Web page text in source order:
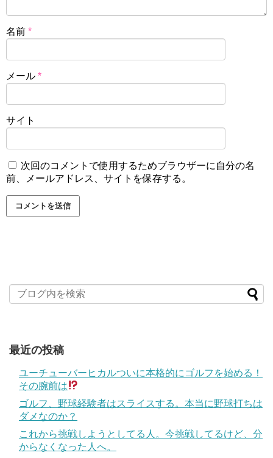
名前 *
メール *
サイト
次回のコメントで使用するためブラウザーに自分の名
前、メールアドレス、サイトを保存する。
最近の投稿
ユーチューバーヒカルついに本格的にゴルフを始める！
その腕前は
ゴルフ、野球経験者はスライスする。本当に野球打ちは
ダメなのか？
これから挑戦しようとしてる人。今挑戦してるけど、分
からなくなった人へ。